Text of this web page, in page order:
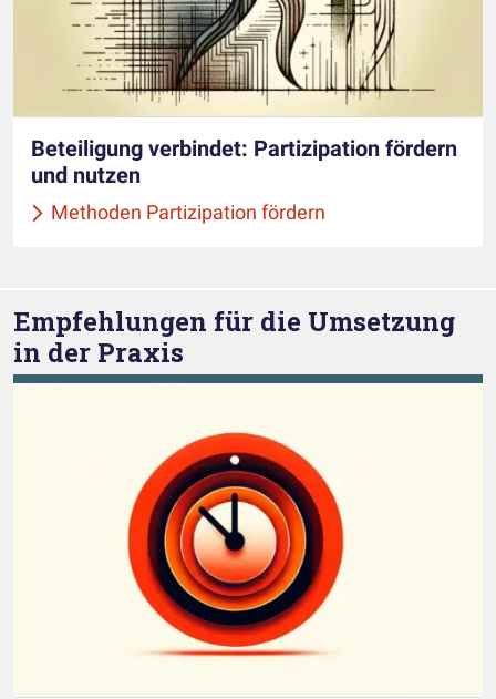
Beteiligung verbindet: Partizipation fördern
und nutzen
Methoden Partizipation fördern
Empfehlungen für die Umsetzung
in der Praxis